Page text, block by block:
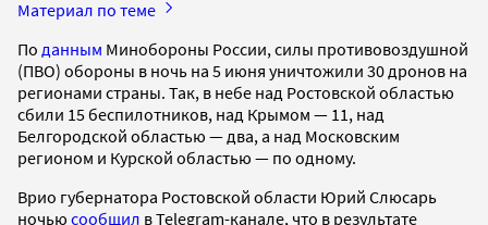
Материал по теме
По данным Минобороны России, силы противовоздушной
(ПВО) обороны в ночь на 5 июня уничтожили 30 дронов на
регионами страны. Так, в небе над Ростовской областью
сбили 15 беспилотников, над Крымом — 11, над
Белгородской областью — два, а над Московским
регионом и Курской областью — по одному.
Врио губернатора Ростовской области Юрий Слюсарь
ночью сообщил в Telegram-канале, что в результате